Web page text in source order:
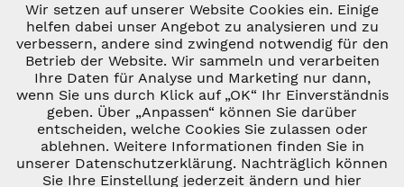
Zahlung & Versand
* ALLE PREISE INKL. GESETZL. UMSATZSTEUER ZZGL.
VERSANDKOSTEN UND GGF. NACHNAHMEGEBÜHREN, WENN NICHT
ANDERS BESCHRIEBEN
Notwendig Aktiv
Marketing Inaktiv
Tracking Inaktiv
Personalisierung Inaktiv
Wir setzen auf unserer Website Cookies ein. Einige
helfen dabei unser Angebot zu analysieren und zu
verbessern, andere sind zwingend notwendig für den
Betrieb der Website. Wir sammeln und verarbeiten
Ihre Daten für Analyse und Marketing nur dann,
wenn Sie uns durch Klick auf „OK“ Ihr Einverständnis
geben. Über „Anpassen“ können Sie darüber
entscheiden, welche Cookies Sie zulassen oder
ablehnen. Weitere Informationen finden Sie in
unserer Datenschutzerklärung. Nachträglich können
Sie Ihre Einstellung jederzeit ändern und hier